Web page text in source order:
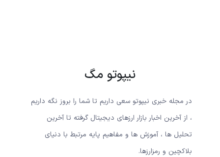
نیپوتو مگ
در مجله خبری نیپوتو سعی داریم تا شما را بروز نگه داریم
، از آخرین اخبار بازار ارزهای دیجیتال گرفته تا آخرین
تحلیل ها ، آموزش ها و مفاهیم پایه مرتبط با دنیای
بلاکچین و رمزارزها.